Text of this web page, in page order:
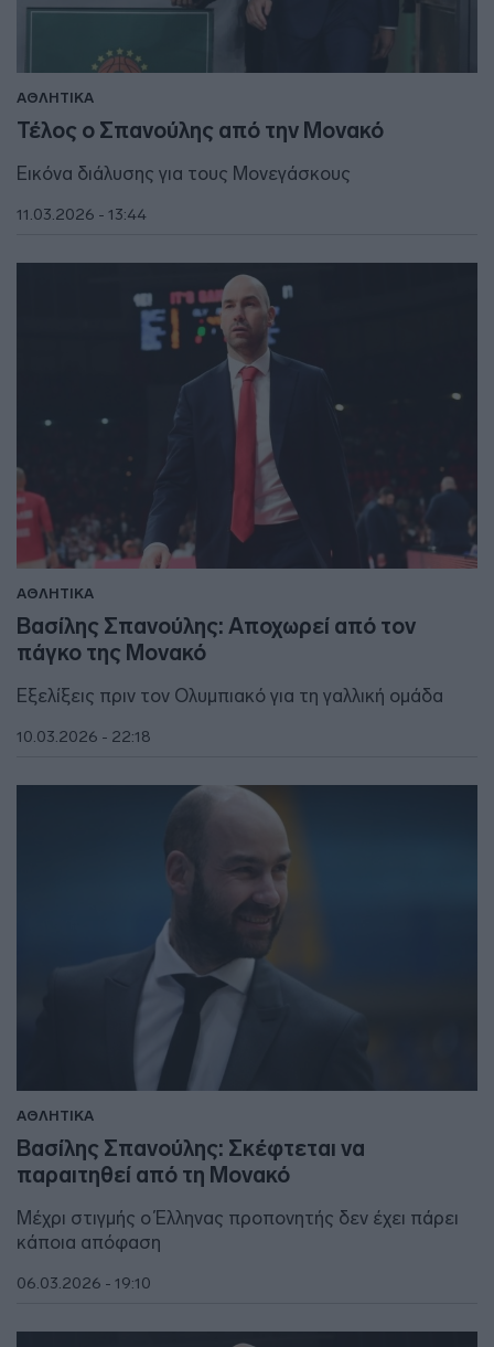
ΑΘΛΗΤΙΚΑ
Τέλος ο Σπανούλης από την Μονακό
Εικόνα διάλυσης για τους Μονεγάσκους
11.03.2026 - 13:44
ΑΘΛΗΤΙΚΑ
Βασίλης Σπανούλης: Αποχωρεί από τον
πάγκο της Μονακό
Εξελίξεις πριν τον Ολυμπιακό για τη γαλλική ομάδα
10.03.2026 - 22:18
ΑΘΛΗΤΙΚΑ
Βασίλης Σπανούλης: Σκέφτεται να
παραιτηθεί από τη Μονακό
Μέχρι στιγμής ο Έλληνας προπονητής δεν έχει πάρει
κάποια απόφαση
06.03.2026 - 19:10